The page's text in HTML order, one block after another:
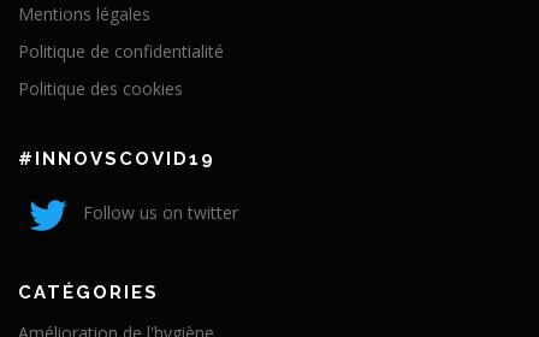
Mentions légales
Politique de confidentialité
Politique des cookies
#INNOVSCOVID19
Follow us on twitter
CATÉGORIES
Amélioration de l'hygiène